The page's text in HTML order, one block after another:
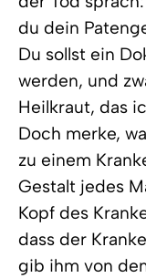
du dein
Du sollst ein
werden, und
Heilkraut, das
Doch merke,
zu einem
Gestalt jedes
Kopf des
dass der
gib ihm von